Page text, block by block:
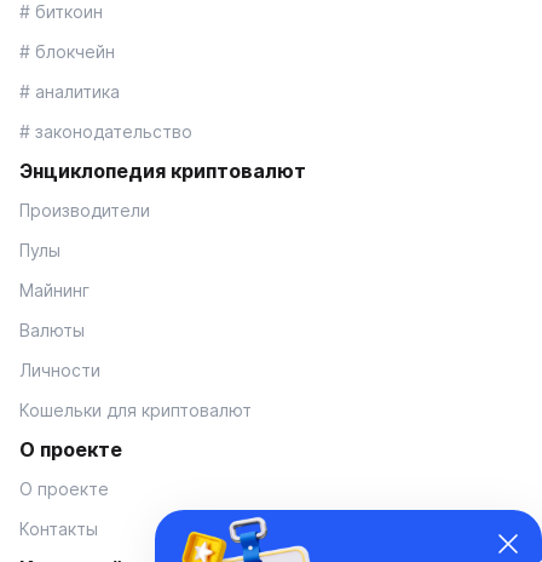
# биткоин
# блокчейн
# аналитика
# законодательство
Энциклопедия криптовалют
Производители
Пулы
Майнинг
Валюты
Личности
Кошельки для криптовалют
О проекте
О проекте
Контакты